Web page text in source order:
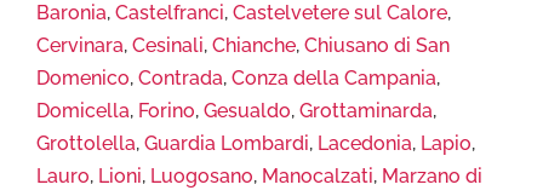
Baronia, Castelfranci, Castelvetere sul Calore,
Cervinara, Cesinali, Chianche, Chiusano di San
Domenico, Contrada, Conza della Campania,
Domicella, Forino, Gesualdo, Grottaminarda,
Grottolella, Guardia Lombardi, Lacedonia, Lapio,
Lauro, Lioni, Luogosano, Manocalzati, Marzano di